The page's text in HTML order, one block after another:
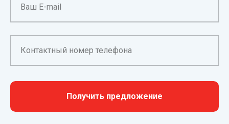
Ваш E-mail
Контактный номер телефона
Получить предложение